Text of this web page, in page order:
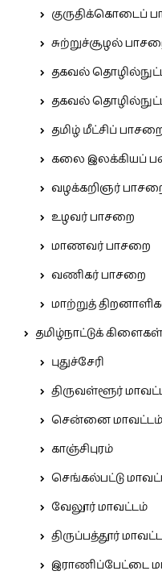
குருதிக்கொடைப்
சுற்றுச்சூழல்
தகவல்
தகவல்
தமிழ் மீட்சிப்
கலை இலக்கியப்
வழக்கறிஞர்
உழவர் பாசறை
மாணவர் பாசறை
வணிகர் பாசறை
மாற்றுத்
தமிழ்நாட்டுக் கிளைகள்
புதுச்சேரி
திருவள்ளூர்
சென்னை மாவட்டம்
காஞ்சிபுரம்
செங்கல்பட்டு
வேலூர் மாவட்டம்
திருப்பத்தூர்
இராணிப்பேட்டை